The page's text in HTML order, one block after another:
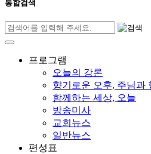
통합검색
프로그램
오늘의 강론
향기로운 오후, 주님과
함께하는 세상, 오늘
방송미사
교회뉴스
일반뉴스
편성표